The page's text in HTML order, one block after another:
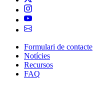
Navegació
principal
Formulari de contacte
Notícies
Recursos
FAQ